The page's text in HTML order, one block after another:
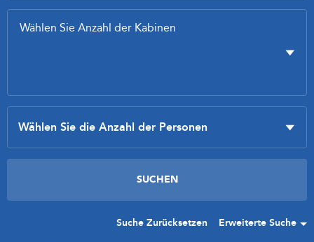
Suche Zurücksetzen Erweiterte Suche